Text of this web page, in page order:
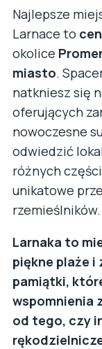
Najlepsze
Larnace to
okolice
miasto.
natkniesz się
oferujących
nowoczesne
odwiedzić
różnych
unikatowe
rzemieślników.
Larnaka to
piękne plaże i
pamiątki,
wspomnienia
od tego, czy